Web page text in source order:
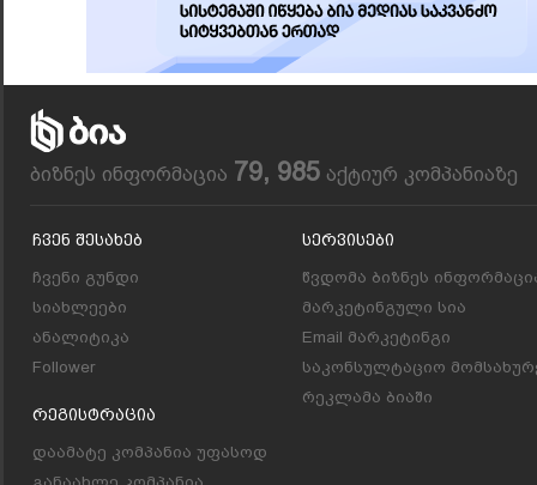
ბიზნეს ინფორმაცია 79, 985 აქტიურ კომპანიაზე
Ჩვენ Შესახებ
ჩვენი გუნდი
სიახლეები
ანალიტიკა
Follower
Რეგისტრაცია
დაამატე კომპანია უფასოდ
Სერვისები
წვდომა ბიზნეს
მარკეტინგული სია
Email მარკეტინგი
საკონსულტაციო
რეკლამა ბიაში